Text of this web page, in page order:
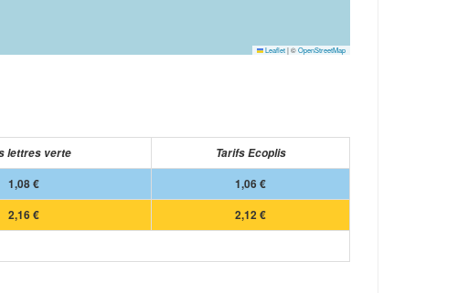
Leaflet|©OpenStreetMap
lettres verte
Tarifs Ecoplis
1,08 €
1,06 €
2,16 €
2,12 €